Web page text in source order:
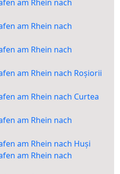
am Rhein nach
am Rhein nach
am Rhein nach
am Rhein nach Roșiorii
am Rhein nach Curtea
am Rhein nach
am Rhein nach Huși
am Rhein nach